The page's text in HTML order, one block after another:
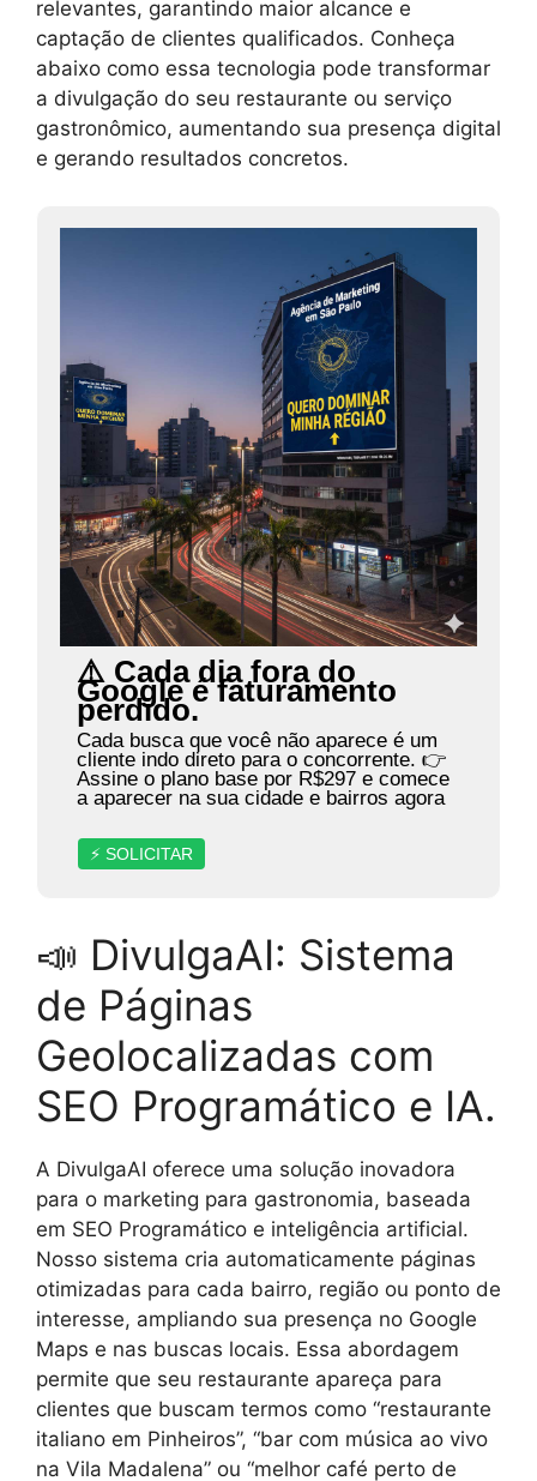
relevantes, garantindo maior alcance e
captação de clientes qualificados. Conheça
abaixo como essa tecnologia pode transformar
a divulgação do seu restaurante ou serviço
gastronômico, aumentando sua presença digital
e gerando resultados concretos.
⚠️ Cada dia fora do
Google é faturamento
perdido.
Cada busca que você não aparece é um
cliente indo direto para o concorrente. 👉
Assine o plano base por R$297 e comece
a aparecer na sua cidade e bairros agora
⚡ SOLICITAR
📣 DivulgaAI: Sistema
de Páginas
Geolocalizadas com
SEO Programático e IA.
A DivulgaAI oferece uma solução inovadora
para o marketing para gastronomia, baseada
em SEO Programático e inteligência artificial.
Nosso sistema cria automaticamente páginas
otimizadas para cada bairro, região ou ponto de
interesse, ampliando sua presença no Google
Maps e nas buscas locais. Essa abordagem
permite que seu restaurante apareça para
clientes que buscam termos como “restaurante
italiano em Pinheiros”, “bar com música ao vivo
na Vila Madalena” ou “melhor café perto de